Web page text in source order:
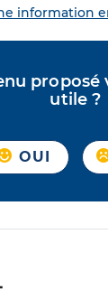
information
proposé
utile ?
OUI